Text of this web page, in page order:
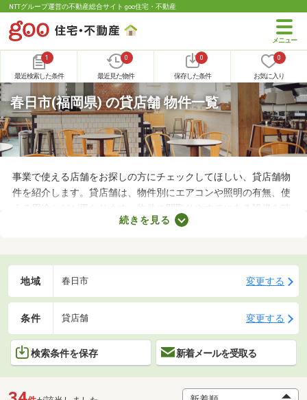
NTTグループ運営の不動産総合サイト goo住宅・不動産
1
最近検索した条件
0
最近見た物件
0
保存した条件
0
お気に入り
春日市(福岡県) の貸店舗 物件一覧
事業で使える店舗をお探しの方にチェックしてほしい、貸店舗物
件を紹介します。貸店舗は、物件別にエアコンや照明の有無、使
える用途などが異なります。物件の間取りやすでにある設備を確
認したうえで、内見を申し込むことがおすすめです。店舗の家賃
しょう。
続きを見る
地域 春日市 変更する
条件 貸店舗 変更する
検索条件を保存 新着メールを受取る